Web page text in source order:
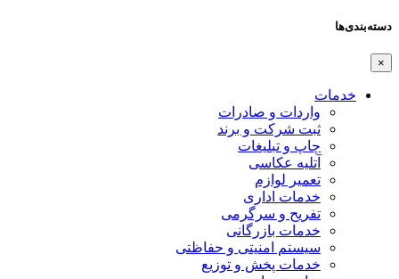
دسته‌بندی‌ها
×
خدمات
واردات و صادرات
ثبت شرکت و برند
چاپ و تبلیغات
آتلیه عکاسی
تعمیر لوازم
خدمات اداری
تفریح و سرگرمی
خدمات بازرگانی
سیستم امنیتی و حفاظتی
خدمات پخش و توزیع